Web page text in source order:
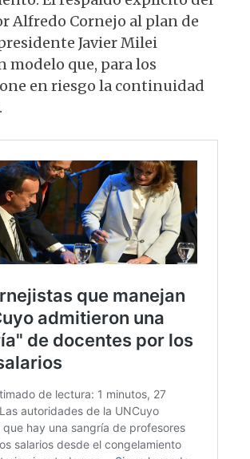
Alfredo Cornejo al plan de
Javier Milei
modelo que, para los
en riesgo la continuidad